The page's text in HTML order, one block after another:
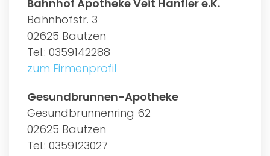
Bahnhof Apotheke Veit Hanfler e.K.
Bahnhofstr. 3
02625 Bautzen
Tel.: 0359142288
zum Firmenprofil
Gesundbrunnen-Apotheke
Gesundbrunnenring 62
02625 Bautzen
Tel.: 0359123027